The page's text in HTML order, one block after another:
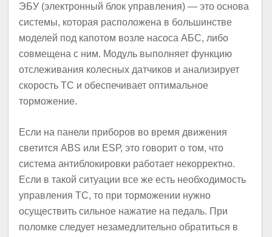
ЭБУ (электронный блок управления) — это основа
системы, которая расположена в большинстве
моделей под капотом возле насоса АБС, либо
совмещена с ним. Модуль выполняет функцию
отслеживания колесных датчиков и анализирует
скорость ТС и обеспечивает оптимальное
торможение.
Если на панели приборов во время движения
светится АBS или ESР, это говорит о том, что
система антиблокировки работает некорректно.
Если в такой ситуации все же есть необходимость
управления ТС, то при торможении нужно
осуществить сильное нажатие на педаль. При
поломке следует незамедлительно обратиться в